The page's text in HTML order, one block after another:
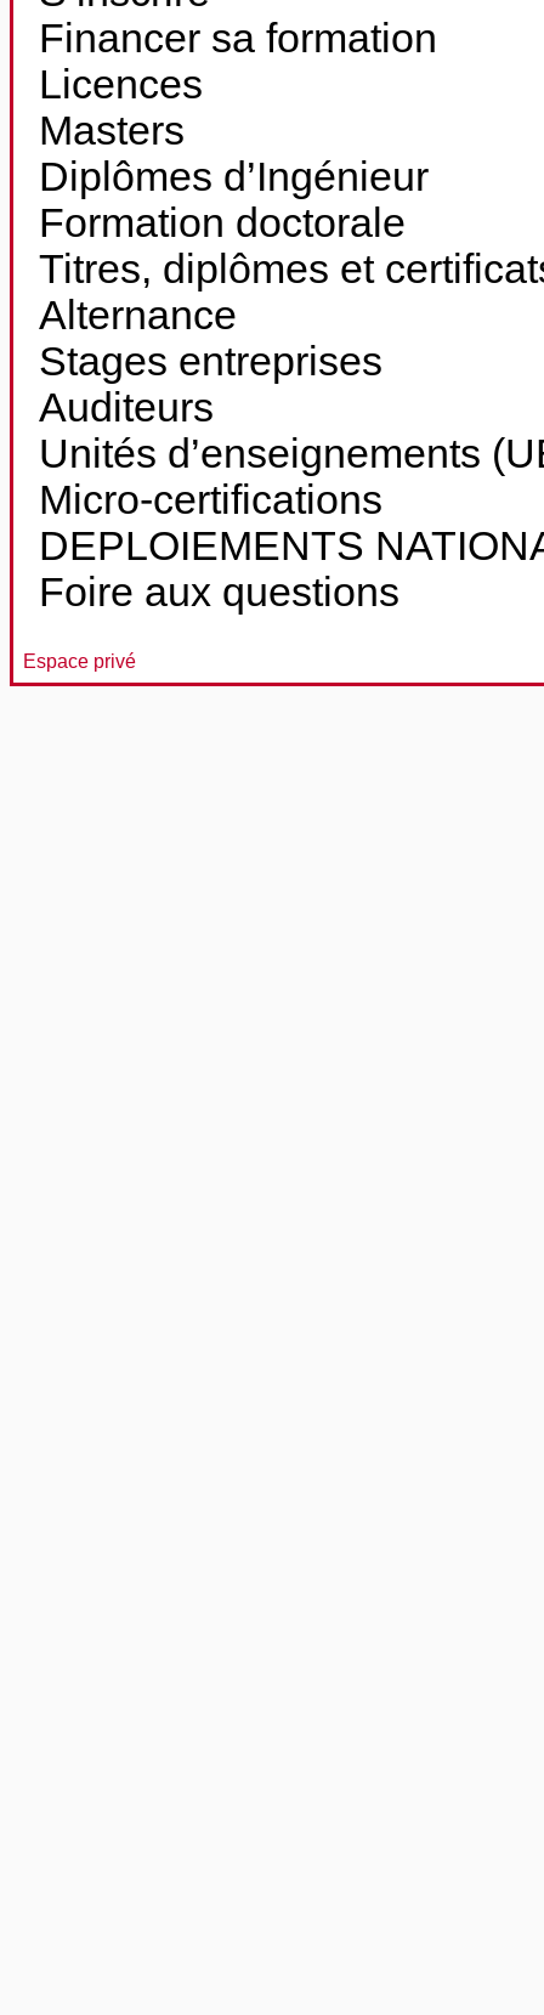
Financer sa formation
Licences
Masters
Diplômes d’Ingénieur
Formation doctorale
Titres, diplômes et
Alternance
Stages entreprises
Auditeurs
Unités d’enseignements
Micro-certifications
DEPLOIEMENTS
Foire aux questions
Espace privé